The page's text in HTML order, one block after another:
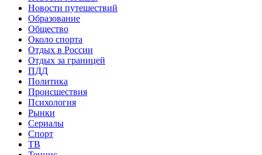
Новости путешествий
Образование
Общество
Около спорта
Отдых в России
Отдых за границей
ПДД
Политика
Происшествия
Психология
Рынки
Сериалы
Спорт
ТВ